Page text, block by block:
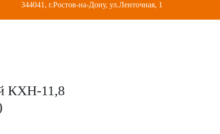
344041, г.Ростов-на-Дону, ул.Ленточная, 1
КХН-11,8